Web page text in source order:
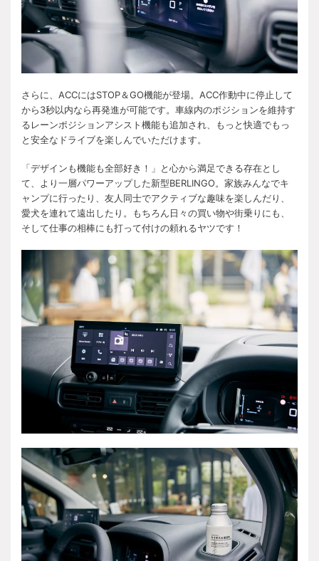
さらに、ACCにはSTOP＆GO機能が登場。ACC作動中に停止して
から3秒以内なら再発進が可能です。車線内のポジションを維持す
るレーンポジションアシスト機能も追加され、もっと快適でもっ
と安全なドライブを楽しんでいただけます。
「デザインも機能も全部好き！」と心から満足できる存在とし
て、より一層パワーアップした新型BERLINGO。家族みんなでキ
ャンプに行ったり、友人同士でアクティブな趣味を楽しんだり、
愛犬を連れて遠出したり。もちろん日々の買い物や街乗りにも、
そして仕事の相棒にも打って付けの頼れるヤツです！